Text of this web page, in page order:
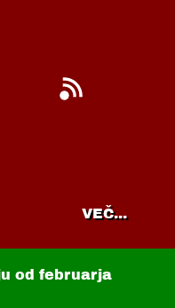
VEČ...
od februarja